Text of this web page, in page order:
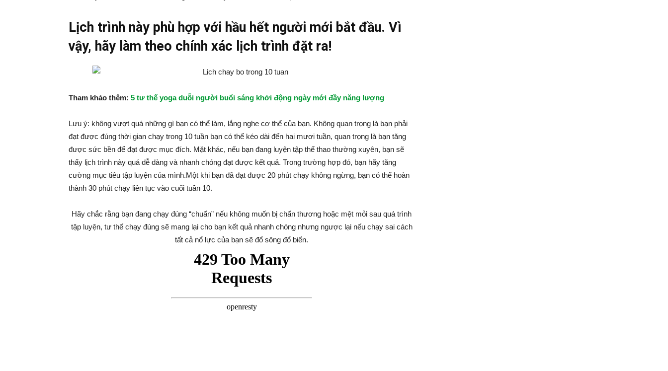
Lịch trình này phù hợp với hầu hết người mới bắt đầu. Vì
vậy, hãy làm theo chính xác lịch trình đặt ra!
Tham khảo thêm: 5 tư thế yoga duỗi người buổi sáng khởi động ngày mới đầy năng lượng
Lưu ý: không vượt quá những gì bạn có thể làm, lắng nghe cơ thể của bạn. Không quan trọng là bạn phải
đạt được đúng thời gian chạy trong 10 tuần bạn có thể kéo dài đến hai mươi tuần, quan trọng là bạn tăng
được sức bền để đạt được mục đích. Mặt khác, nếu bạn đang luyện tập thể thao thường xuyên, bạn sẽ
thấy lịch trình này quá dễ dàng và nhanh chóng đạt được kết quả. Trong trường hợp đó, bạn hãy tăng
cường mục tiêu tập luyện của mình.Một khi bạn đã đạt được 20 phút chạy không ngừng, bạn có thể hoàn
thành 30 phút chạy liên tục vào cuối tuần 10.
Hãy chắc rằng bạn đang chạy đúng “chuẩn” nếu không muốn bị chấn thương hoặc mệt mỏi sau quá trình
tập luyện, tư thế chạy đúng sẽ mang lại cho bạn kết quả nhanh chóng nhưng ngược lại nếu chạy sai cách
tất cả nổ lực của bạn sẽ đổ sông đổ biển.